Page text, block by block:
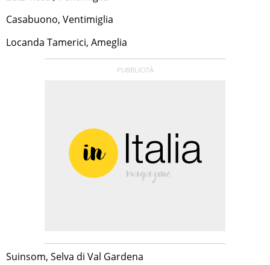
Casabuono, Ventimiglia
Locanda Tamerici, Ameglia
Suinsom, Selva di Val Gardena